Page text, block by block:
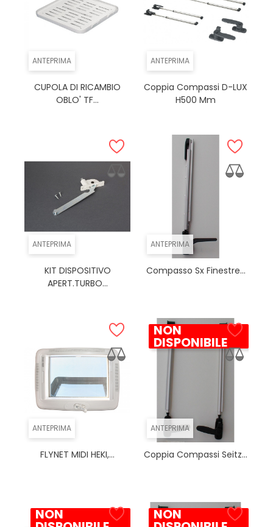
ANTEPRIMA
CUPOLA DI RICAMBIO
OBLO' TF...
ANTEPRIMA
Coppia Compassi D-LUX
H500 Mm
ANTEPRIMA
KIT DISPOSITIVO
APERT.TURBO...
ANTEPRIMA
Compasso Sx Finestre...
ANTEPRIMA
FLYNET MIDI HEKI,...
ANTEPRIMA
NON
DISPONIBILE
Coppia Compassi Seitz...
NON NON